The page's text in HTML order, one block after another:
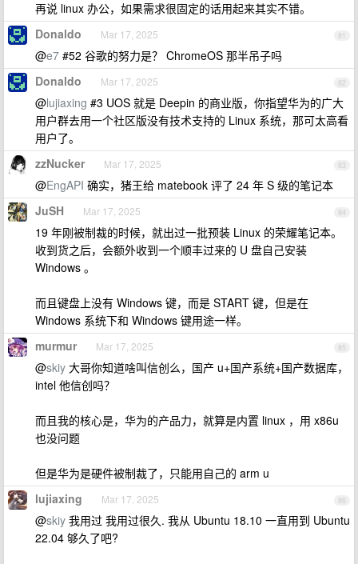
再说 linux 办公，如果需求很固定的话用起来其实不错。
81
Donaldo Mar 17, 2025
@e7 #52 谷歌的努力是？ ChromeOS 那半吊子吗
82
Donaldo Mar 17, 2025
@lujiaxing #3 UOS 就是 Deepin 的商业版，你指望华为的广大
用户群去用一个社区版没有技术支持的 Linux 系统，那可太高看
用户了。
83
zzNucker Mar 17, 2025
@EngAPI 确实，猪王给 matebook 评了 24 年 S 级的笔记本
84
JuSH Mar 17, 2025
19 年刚被制裁的时候，就出过一批预装 Linux 的荣耀笔记本。
收到货之后，会额外收到一个顺丰过来的 U 盘自己安装
Windows 。
而且键盘上没有 Windows 键，而是 START 键，但是在
Windows 系统下和 Windows 键用途一样。
85
murmur Mar 17, 2025
@skiy 大哥你知道啥叫信创么，国产 u+国产系统+国产数据库，
intel 他信创吗？
而且我的核心是，华为的产品力，就算是内置 linux ，用 x86u
也没问题
但是华为是硬件被制裁了，只能用自己的 arm u
86
lujiaxing Mar 17, 2025
@skiy 我用过 我用过很久. 我从 Ubuntu 18.10 一直用到 Ubuntu
22.04 够久了吧?